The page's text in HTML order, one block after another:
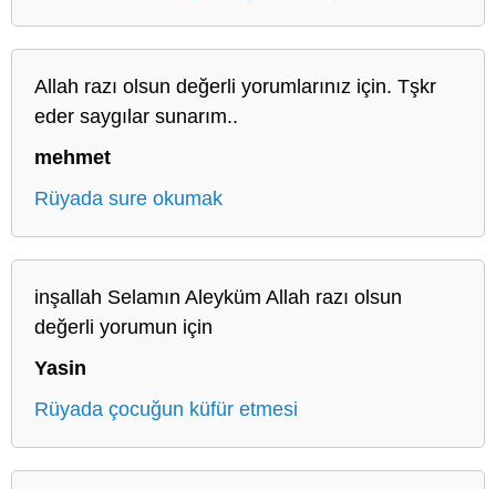
Allah razı olsun değerli yorumlarınız için. Tşkr
eder saygılar sunarım..
mehmet
Rüyada sure okumak
inşallah Selamın Aleyküm Allah razı olsun
değerli yorumun için
Yasin
Rüyada çocuğun küfür etmesi